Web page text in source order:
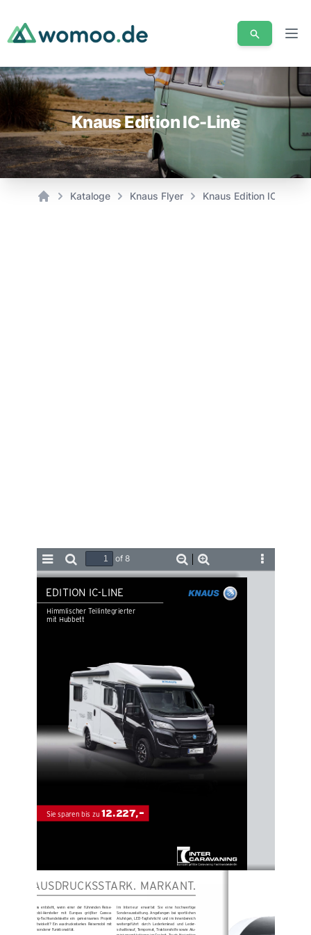
Knaus Edition IC-Line
Kataloge Knaus Flyer Knaus Edition IC-Line
Toggle
Sidebar
Find
of 8
Zoom
Out
Zoom
In
Sie sparen bis zu 12.227, –
EDITION IC-LINE
Himmlischer Teilintegrierter
mit Hubbett
Was  entsteht,  wenn  einer  der  führenden  Reise-
mobil-Hersteller   mit   Europas   größter   Carava-
ning-Fachhandelskette  ein  gemeinsames  Projekt
entwickelt?  Ein  ausdrucksstarkes  Reisemobil  mit
besonderer Funktionalität.
Im   Interieur   erwartet   Sie   eine   hochwertige
Sonderausstattung.  Angefangen  bei  sportlichen
Alufelgen,  LED-Tagfahrlicht  und  im  Innenbereich
weitergeführt   durch   Lederlenkrad   und   Leder-
schaltknauf, Tempomat, Traktionshilfe sowie Alu-
AUSDRUCKSSTARK.  MARKANT.